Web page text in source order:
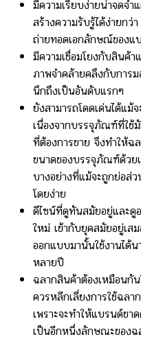
มีความเรียบง่ายน่าจดจำ
สร้างความรับรู้ได้ง่ายกว่
ถ่ายทอดเอกลักษณ์ของแ
มีความเชื่อมโยงกับสินค้
ภาพจำคล้ายคลึงกับการ
นึกถึงเป็นอันดับแรกๆ
ยังสามารถโดดเด่นได้แ
เนื่องจากบรรจุภัณฑ์ที่ใช้
ที่ต้องการขาย จึงทำให้ฉ
ขนาดของบรรจุภัณฑ์ด้วย
บางอย่างที่แม้จะถูกย่อส่
โดยง่าย
ดีไซน์ที่ดูทันสมัยอยู่และดู
ใหม่ เข้ากับยุคสมัยอยู่เ
ออกแบบมานั้นใช้งานได้
หลายปี
ฉลากสินค้าต้องเหมือนกั
ควรหลีกเลี่ยงการใช้ฉล
เพราะจะทำให้แบรนด์ขา
เป็นอีกหนึ่งลักษณะของ